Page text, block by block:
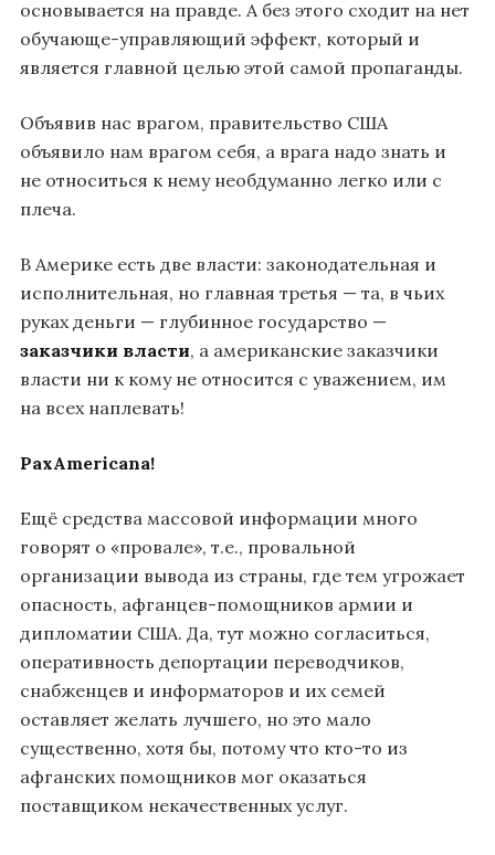
основывается на правде. А без этого сходит на нет
обучающе-управляющий эффект, который и
является главной целью этой самой пропаганды.
Объявив нас врагом, правительство США
объявило нам врагом себя, а врага надо знать и
не относиться к нему необдуманно легко или с
плеча.
В Америке есть две власти: законодательная и
исполнительная, но главная третья — та, в чьих
руках деньги — глубинное государство —
заказчики власти, а американские заказчики
власти ни к кому не относится с уважением, им
на всех наплевать!
PaxAmericana!
Ещё средства массовой информации много
говорят о «провале», т.е., провальной
организации вывода из страны, где тем угрожает
опасность, афганцев-помощников армии и
дипломатии США. Да, тут можно согласиться,
оперативность депортации переводчиков,
снабженцев и информаторов и их семей
оставляет желать лучшего, но это мало
существенно, хотя бы, потому что кто-то из
афганских помощников мог оказаться
поставщиком некачественных услуг.